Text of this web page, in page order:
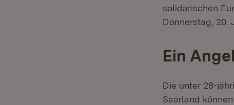
solidarischen
Donnerstag, 20.
Ein
Die unter 28-
Saarland